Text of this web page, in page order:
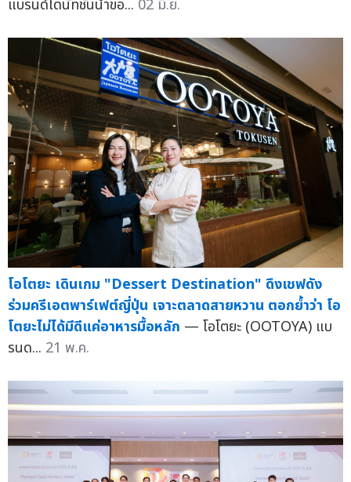
แบรนด์โดนัทชั้นนำขอ... 02 มิ.ย.
โอโตยะ เดินเกม "Dessert Destination" ดึงเชฟดัง
ร่วมครีเอตพาร์เฟต์ญี่ปุ่น เจาะตลาดสายหวาน ตอกย้ำว่า โอ
โตยะไม่ได้มีดีแค่อาหารมื้อหลัก — โอโตยะ (OOTOYA) แบ
รนด... 21 พ.ค.